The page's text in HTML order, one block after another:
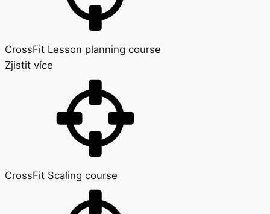
CrossFit Lesson planning course
Zjistit více
CrossFit Scaling course